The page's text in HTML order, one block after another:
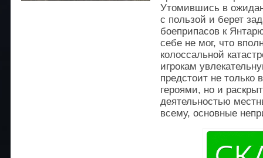
Утомившись в
с пользой и берет
боеприпасов к
себе не мог, что
колоссальной
игрокам
предстоит не только
героями, но и
деятельностью
всему, основные